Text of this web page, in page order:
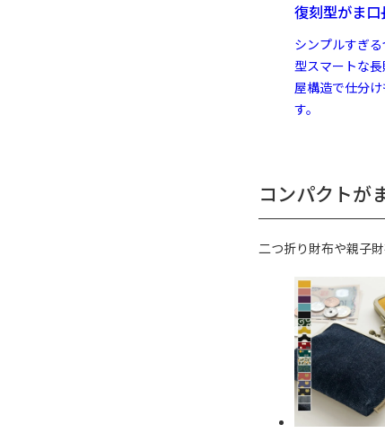
復刻型がま口
シンプルすぎ
型スマートな
屋構造で仕分け
す。
コンパクトが
二つ折り財布や親子